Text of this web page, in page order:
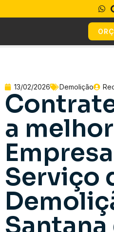
13/02/2026 Demolição
a melhor
Serviço
Santana